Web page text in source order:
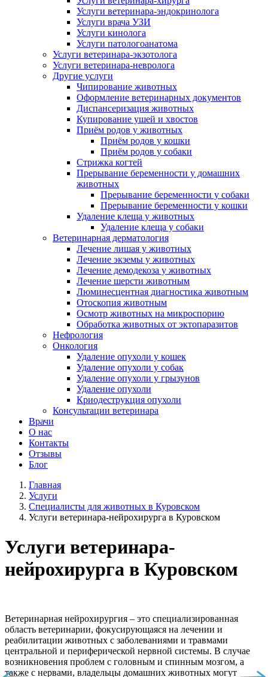
Услуги ветеринара-эндокринолога
Услуги врача УЗИ
Услуги кинолога
Услуги патологоанатома
Услуги ветеринара-экзотолога
Услуги ветеринара-невролога
Другие услуги
Чипирование животных
Оформление ветеринарных документов
Диспансеризация животных
Купирование ушей и хвостов
Приём родов у животных
Приём родов у кошки
Приём родов у собаки
Стрижка когтей
Прерывание беременности у домашних
животных
Прерывание беременности у собаки
Прерывание беременности у кошки
Удаление клеща у животных
Удаление клеща у собаки
Ветеринарная дерматология
Лечение лишая у животных
Лечение экземы у животных
Лечение демодекоза у животных
Лечение шерсти животным
Люминесцентная диагностика животным
Отоскопия животным
Осмотр животных на микроспорию
Обработка животных от эктопаразитов
Нефрология
Онкология
Удаление опухоли у кошек
Удаление опухоли у собак
Удаление опухоли у грызунов
Удаление опухоли
Криодеструкция опухоли
Консультации ветеринара
Врачи
О нас
Контакты
Отзывы
Блог
Главная
Услуги
Специалисты для животных в Куровском
Услуги ветеринара-нейрохирурга в Куровском
Услуги ветеринара-
нейрохирурга в Куровском
Ветеринарная нейрохирургия – это специализированная
область ветеринарии, фокусирующаяся на лечении и
реабилитации животных с заболеваниями и травмами
центральной и периферической нервной системы. В случае
возникновения проблем с головным и спинным мозгом, а
также с нервами, владельцы домашних животных могут